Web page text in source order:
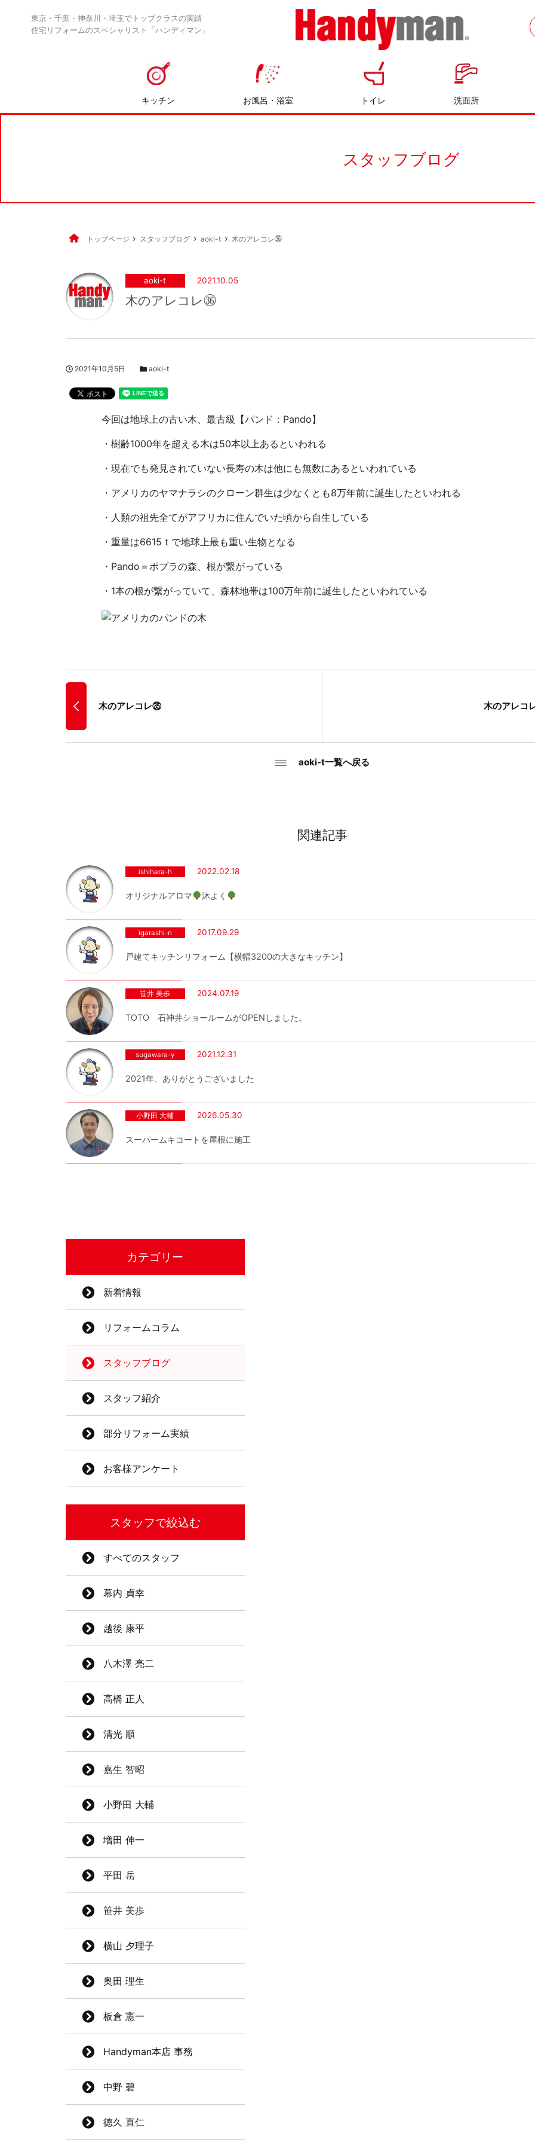
東京・千葉・神奈川・埼玉でトップクラスの実績
住宅リフォームのスペシャリスト「ハンディマン」
お風呂やキッチンのリフォームならハン
キッチン お風呂・浴室 トイレ 洗面所
スタッフブログ
トップページ スタッフブログ aoki-t 木のアレコレ㊱
aoki-t 2021.10.05
木のアレコレ㊱
投稿日
2021年10月5日
スタッフブログカテゴリー
aoki-t
今回は地球上の古い木、最古級【パンド：Pando】
・樹齢1000年を超える木は50本以上あるといわれる
・現在でも発見されていない長寿の木は他にも無数にあるといわれている
・アメリカのヤマナラシのクローン群生は少なくとも8万年前に誕生したといわれる
・人類の祖先全てがアフリカに住んでいた頃から自生している
・重量は6615ｔで地球上最も重い生物となる
・Pando＝ポプラの森、根が繋がっている
・1本の根が繋がっていて、森林地帯は100万年前に誕生したといわれている
木のアレコレ㉟ 木のアレコ
aoki-t一覧へ戻る
関連記事
ishihara-h 2022.02.18
オリジナルアロマ 沐よく
igarashi-n 2017.09.29
戸建てキッチンリフォーム【横幅3200の大きなキッチン】
笹井 美歩 2024.07.19
TOTO 石神井ショールームがOPENしました。
sugawara-y 2021.12.31
2021年、ありがとうございました
小野田 大輔 2026.05.30
スーパームキコートを屋根に施工
カテゴリー
新着情報
リフォームコラム
スタッフブログ
スタッフ紹介
部分リフォーム実績
お客様アンケート
スタッフで絞込む
すべてのスタッフ
幕内 貞幸
越後 康平
八木澤 亮二
高橋 正人
清光 順
嘉生 智昭
小野田 大輔
増田 伸一
平田 岳
笹井 美歩
横山 夕理子
奥田 理生
板倉 憲一
Handyman本店 事務
中野 碧
徳久 直仁